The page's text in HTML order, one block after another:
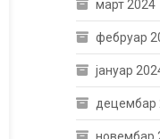
март 2024
фебруар
јануар
децембар